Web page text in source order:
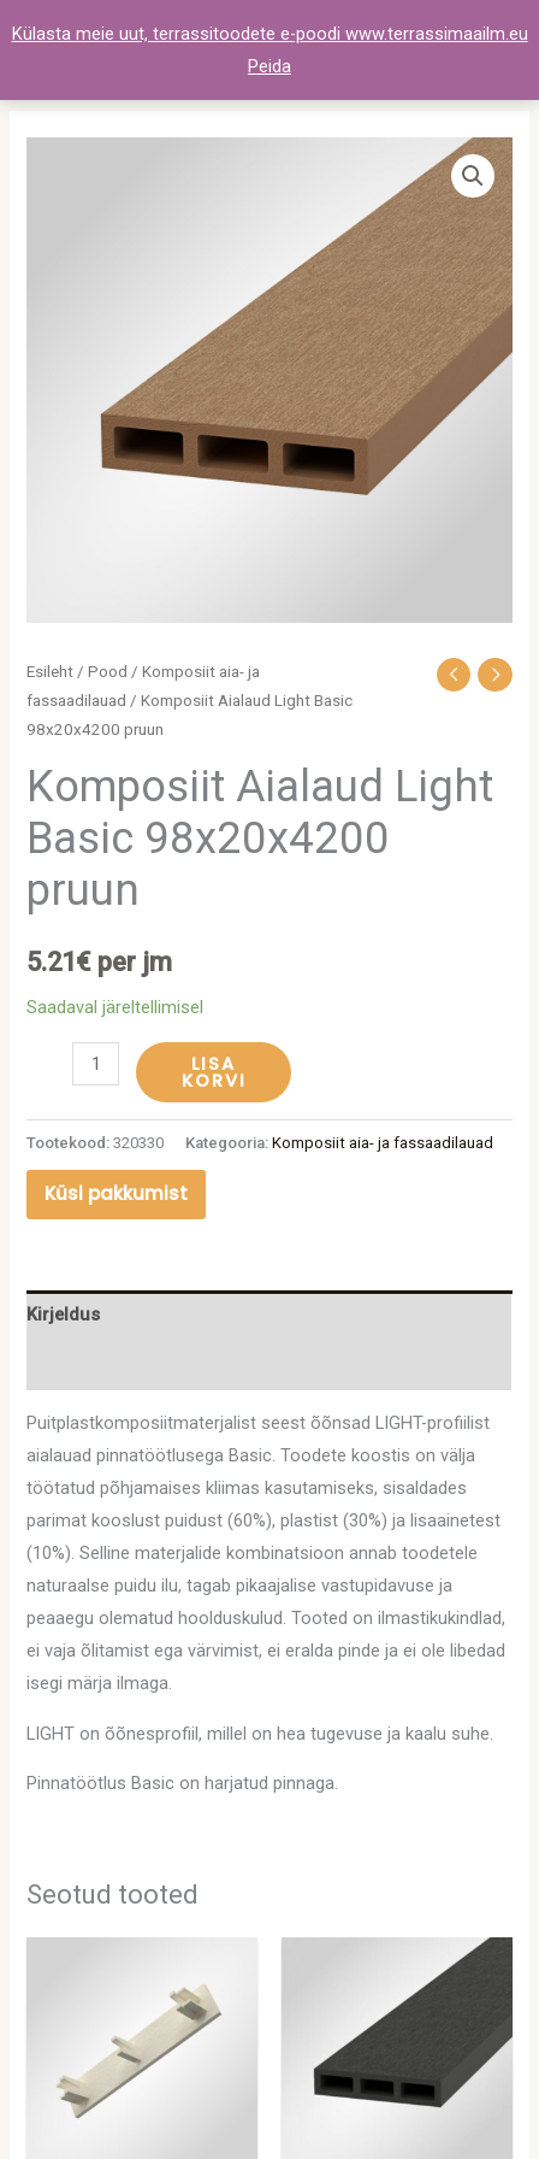
Külasta meie uut, terrassitoodete e-poodi www.terrassimaailm.eu
Peida
to
Esileht /Pood /Komposiit aia- ja
fassaadilauad / Komposiit Aialaud Light Basic
98x20x4200 pruun
Komposiit Aialaud Light
Basic 98x20x4200
pruun
5.21€ per jm
Saadaval järeltellimisel
LISA
KORVI
Tootekood:320330 Kategooria:Komposiit aia- ja fassaadilauad
Küsi pakkumist
Kirjeldus
Puitplastkomposiitmaterjalist seest õõnsad LIGHT-profiilist
aialauad pinnatöötlusega Basic. Toodete koostis on välja
töötatud põhjamaises kliimas kasutamiseks, sisaldades
parimat kooslust puidust (60%), plastist (30%) ja lisaainetest
(10%). Selline materjalide kombinatsioon annab toodetele
naturaalse puidu ilu, tagab pikaajalise vastupidavuse ja
peaaegu olematud hoolduskulud. Tooted on ilmastikukindlad,
ei vaja õlitamist ega värvimist, ei eralda pinde ja ei ole libedad
isegi märja ilmaga.
LIGHT on õõnesprofiil, millel on hea tugevuse ja kaalu suhe.
Pinnatöötlus Basic on harjatud pinnaga.
Seotud tooted